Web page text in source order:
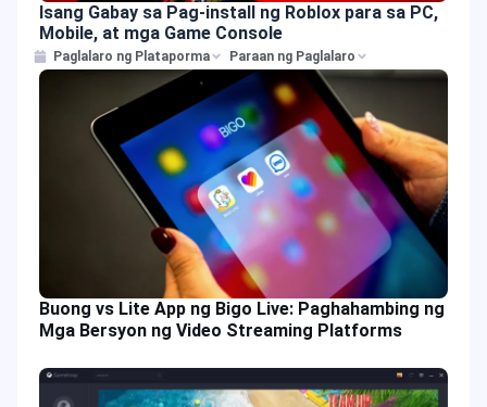
Isang Gabay sa Pag-install ng Roblox para sa PC,
Mobile, at mga Game Console
Paglalaro ng Plataporma Paraan ng Paglalaro
Buong vs Lite App ng Bigo Live: Paghahambing ng
Mga Bersyon ng Video Streaming Platforms